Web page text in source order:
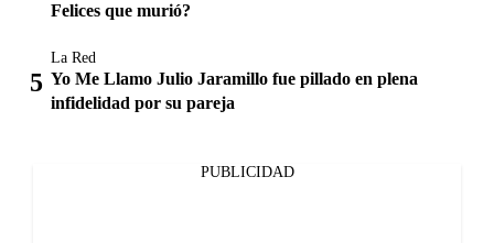
Felices que murió?
La Red
Yo Me Llamo Julio Jaramillo fue pillado en plena
infidelidad por su pareja
PUBLICIDAD